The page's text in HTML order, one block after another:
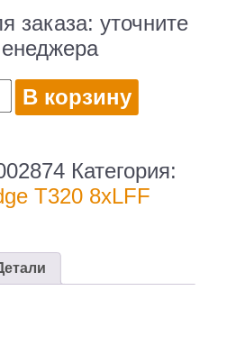
заказа:уточните
В корзину
Категория:
T320 8xLFF